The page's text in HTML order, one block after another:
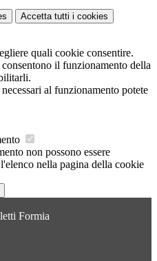
Accetta tutti i cookies
quali cookie consentire.
il funzionamento della
al funzionamento potete
non possono essere
nella pagina della cookie
Formia